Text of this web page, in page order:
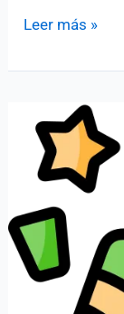
Pack
iconos
de
San
Patricio
Leer más »